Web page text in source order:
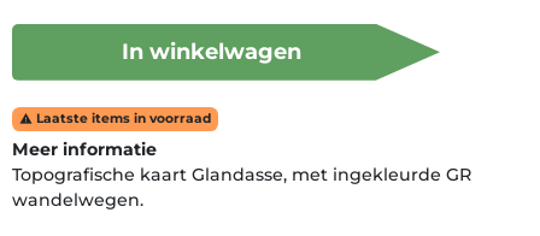
In winkelwagen
 Laatste items in voorraad
Meer informatie
Topografische kaart Glandasse, met ingekleurde GR
wandelwegen.